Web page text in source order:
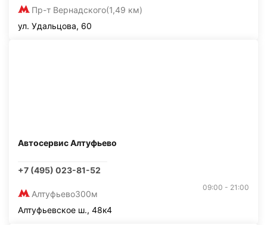
Пр-т Вернадского(1,49 км)
ул. Удальцова, 60
Автосервис Алтуфьево
+7 (495) 023-81-52
Алтуфьево300м
09:00 - 21:00
Алтуфьевское ш., 48к4